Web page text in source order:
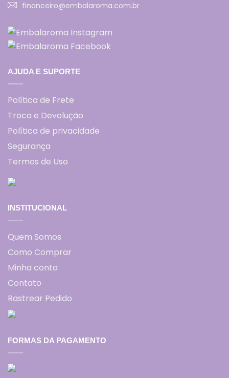
financeiro@embalaroma.com.br
AJUDA E SUPORTE
Política de Frete
Troca e Devolução
Política de privacidade
Segurança
Termos de Uso
INSTITUCIONAL
Quem Somos
Como Comprar
Minha conta
Contato
Rastrear Pedido
FORMAS DA PAGAMENTO